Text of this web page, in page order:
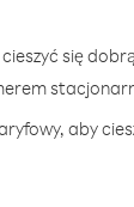
się
aby